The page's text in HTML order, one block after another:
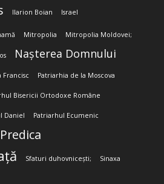
Ilarion Boian Israel
Mitropolia Mitropolia Moldovei;
Nașterea Domnului
Francisc Patriarhia de la Moscova
Bisericii Ortodoxe Române
Daniel Patriarhul Ecumenic
Predica
Sfaturi duhovnicești; Sinaxa